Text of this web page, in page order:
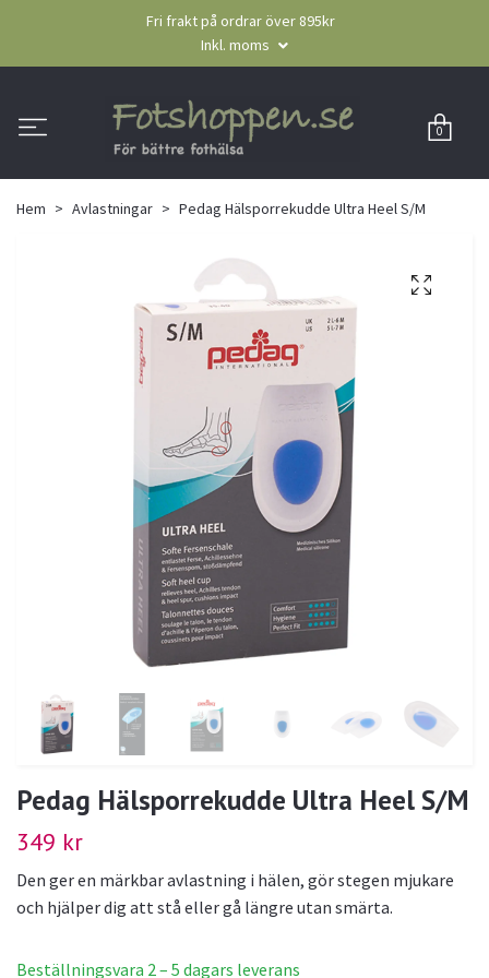
Fri frakt på ordrar över 895kr
Inkl. moms
0
Hem Avlastningar Pedag Hälsporrekudde Ultra Heel S/M
Pedag Hälsporrekudde Ultra Heel S/M
349 kr
Den ger en märkbar avlastning i hälen, gör stegen mjukare
och hjälper dig att stå eller gå längre utan smärta.
Beställningsvara 2 – 5 dagars leverans